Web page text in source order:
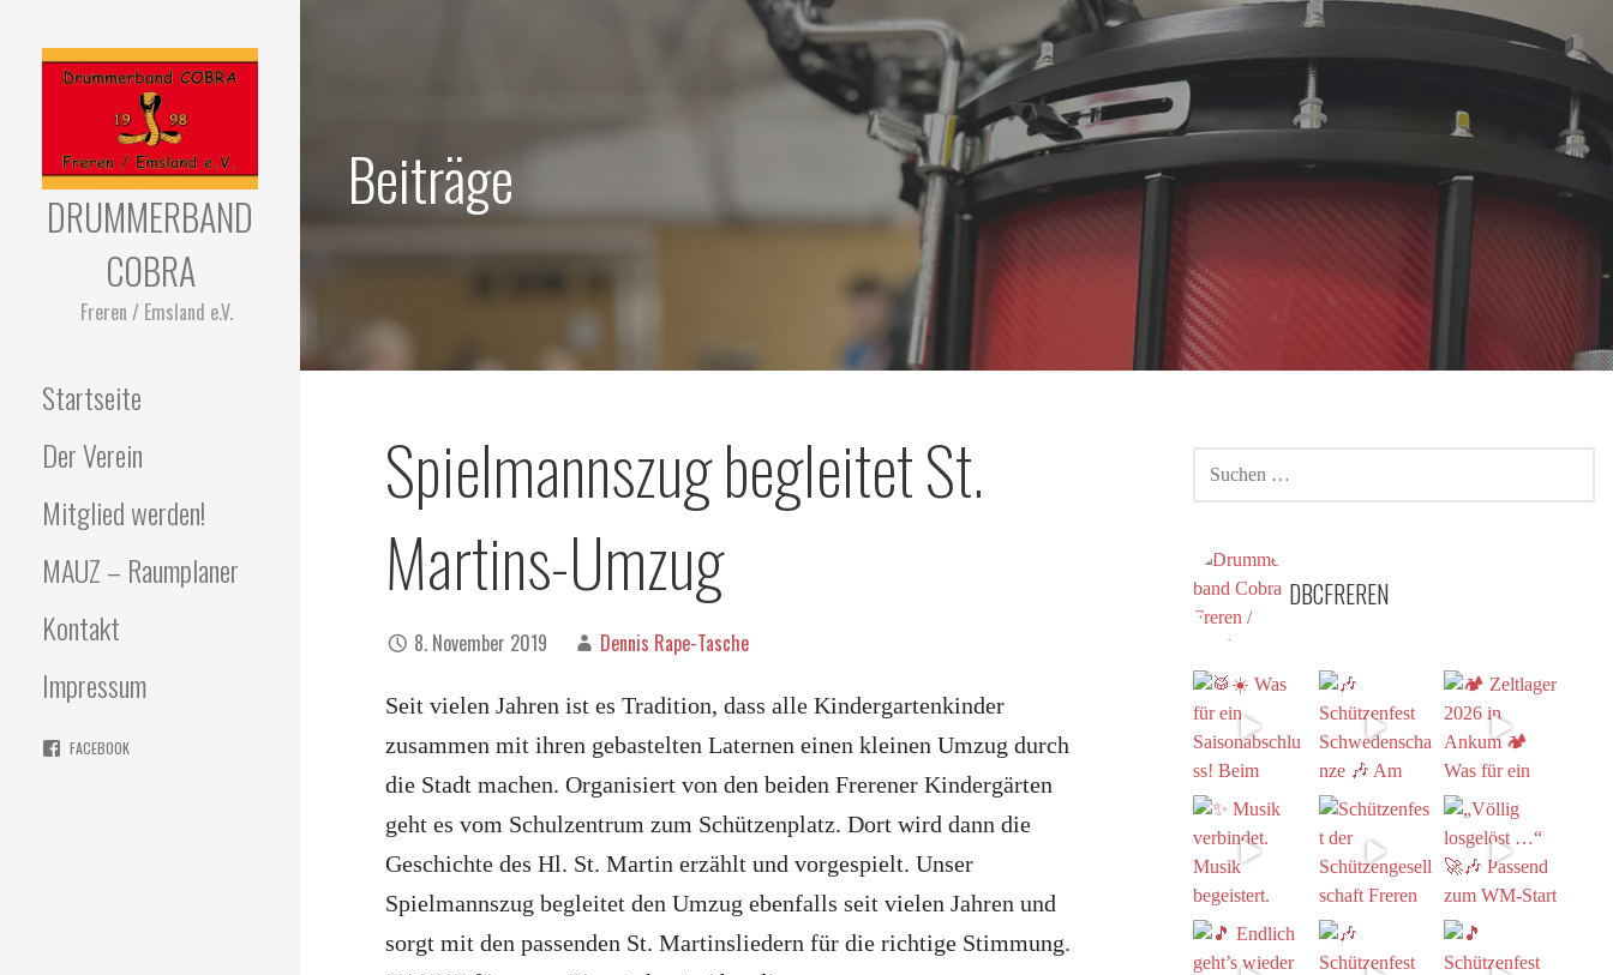
DRUMMERBAND
COBRA
Freren / Emsland e.V.
Startseite
Der Verein
Mitglied werden!
MAUZ – Raumplaner
Kontakt
Impressum
FACEBOOK
Beiträge
Spielmannszug begleitet St.
Martins-Umzug
8. November 2019 Dennis Rape-Tasche
Seit vielen Jahren ist es Tradition, dass alle Kindergartenkinder
zusammen mit ihren gebastelten Laternen einen kleinen Umzug durch
die Stadt machen. Organisiert von den beiden Frerener Kindergärten
geht es vom Schulzentrum zum Schützenplatz. Dort wird dann die
Geschichte des Hl. St. Martin erzählt und vorgespielt. Unser
Spielmannszug begleitet den Umzug ebenfalls seit vielen Jahren und
sorgt mit den passenden St. Martinsliedern für die richtige Stimmung.
SUCHEN
NACH:
DBCFREREN